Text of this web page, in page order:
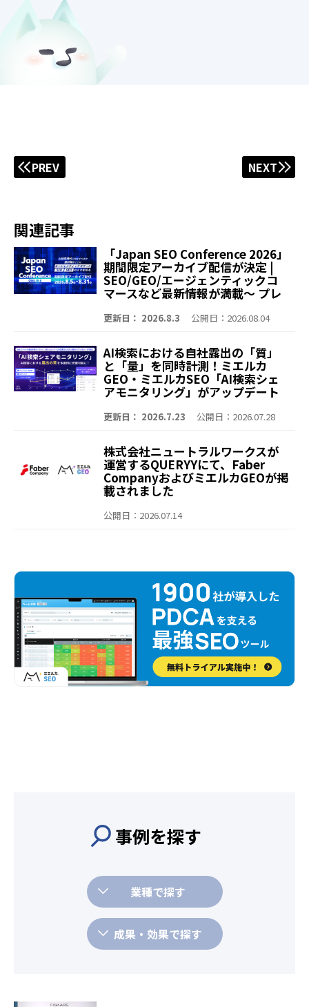
PREV NEXT
関連記事
「Japan SEO Conference 2026」
期間限定アーカイブ配信が決定 |
SEO/GEO/エージェンティックコ
マースなど最新情報が満載～ プレ
公開 エージェンティックコマー
る、会場の熱量を再びオンライン
でお届け～
更新日： 2026.8.3 公開日：2026.08.04
AI検索における自社露出の「質」
と「量」を同時計測！ミエルカ
GEO・ミエルカSEO「AI検索シェ
アモニタリング」がアップデート
数）」や「言及ランキング」を可
との比較が可能に～
更新日： 2026.7.23 公開日：2026.07.28
株式会社ニュートラルワークスが
運営するQUERYYにて、Faber
CompanyおよびミエルカGEOが掲
載されました
公開日：2026.07.14
事例を探す
業種で探す
成果・効果で探す